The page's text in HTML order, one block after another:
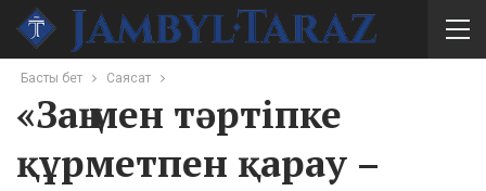
Басты бет Саясат
«Заң мен тәртіпке
құрметпен қарау –